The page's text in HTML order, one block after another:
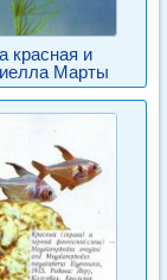
красная и
Марты